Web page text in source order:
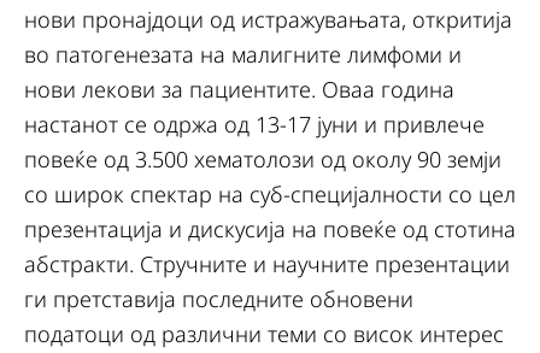
нови пронајдоци од истражувањата, откритија
во патогенезата на малигните лимфоми и
нови лекови за пациентите. Оваа година
настанот се одржа од 13-17 јуни и привлече
повеќе од 3.500 хематолози од околу 90 земји
со широк спектар на суб-специјалности со цел
презентација и дискусија на повеќе од стотина
абстракти. Стручните и научните презентации
ги претставија последните обновени
податоци од различни теми со висок интерес